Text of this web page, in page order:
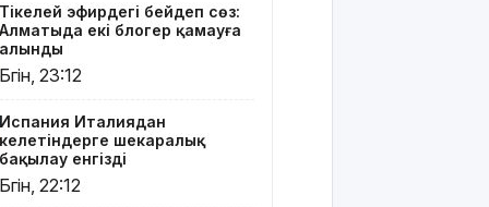
соғып, 14
мың
ғимарат
жарықсыз
БҚО-да ет
өнімдері
тексеріліп
Тікелей эфирдегі бейәдеп сөз:
Алматыда екі блогер қамауға
алынды
Бүгін, 23:12
Испания Италиядан
келетіндерге шекаралық
бақылау енгізді
Бүгін, 22:12